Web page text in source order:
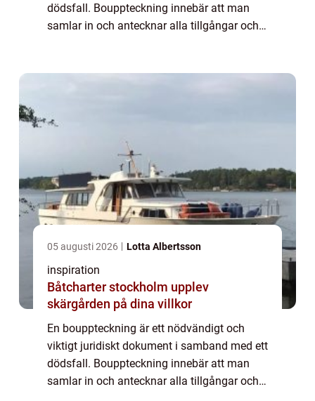
dödsfall. Bouppteckning innebär att man
samlar in och antecknar alla tillgångar och
05 augusti 2026 Lotta Albertsson
inspiration
Båtcharter stockholm upplev
skärgården på dina villkor
En bouppteckning är ett nödvändigt och
viktigt juridiskt dokument i samband med ett
dödsfall. Bouppteckning innebär att man
samlar in och antecknar alla tillgångar och